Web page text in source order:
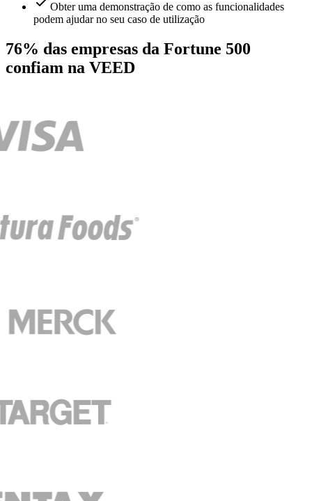
Obter uma demonstração de como as funcionalidades
podem ajudar no seu caso de utilização
76% das empresas da Fortune 500
confiam na VEED